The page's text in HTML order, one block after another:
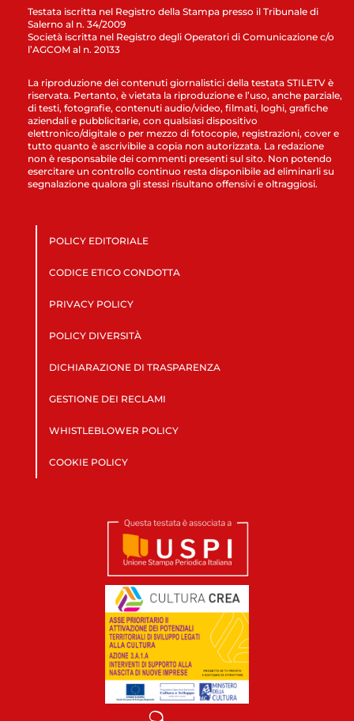
Testata iscritta nel Registro della Stampa presso il Tribunale di
Salerno al n. 34/2009
Società iscritta nel Registro degli Operatori di Comunicazione c/o
l’AGCOM al n. 20133
La riproduzione dei contenuti giornalistici della testata STILETV è
riservata. Pertanto, è vietata la riproduzione e l’uso, anche parziale,
di testi, fotografie, contenuti audio/video, filmati, loghi, grafiche
aziendali e pubblicitarie, con qualsiasi dispositivo
elettronico/digitale o per mezzo di fotocopie, registrazioni, cover e
tutto quanto è ascrivibile a copia non autorizzata. La redazione
non è responsabile dei commenti presenti sul sito. Non potendo
esercitare un controllo continuo resta disponibile ad eliminarli su
segnalazione qualora gli stessi risultano offensivi e oltraggiosi.
POLICY EDITORIALE
CODICE ETICO CONDOTTA
PRIVACY POLICY
POLICY DIVERSITÀ
DICHIARAZIONE DI TRASPARENZA
GESTIONE DEI RECLAMI
WHISTLEBLOWER POLICY
COOKIE POLICY